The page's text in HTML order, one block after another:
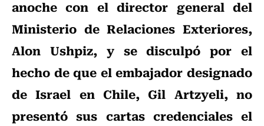
anoche con el director general del
Ministerio de Relaciones Exteriores,
Alon Ushpiz, y se disculpó por el
hecho de que el embajador designado
de Israel en Chile, Gil Artzyeli, no
presentó sus cartas credenciales el